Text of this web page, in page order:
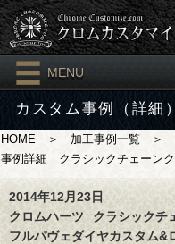
MENU
カスタム事例（詳細）
HOME ＞ 加工事例一覧 ＞
事例詳細 クラシックチェーンク
2014年12月23日
クロムハーツ
クラシックチ
フルパヴェダイヤカスタム&